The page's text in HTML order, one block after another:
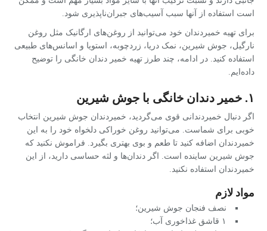
است استفاده از آنها سبب آسیب‌های جبران‌ناپذیری شود.
برای تهیه خمیردندان خود می‌توانید از روغن‌های ارگانیک مثل روغن
نارگیل، جوش شیرین، نمک دریا، زردچوبه، استویا و اسانس‌های طبیعی
استفاده کنید. در ادامه، چند طرز تهیه خمیر دندان خانگی را توضیح
داده‌ایم.
۱. خمیر دندان خانگی با جوش شیرین
اگر دنبال خمیردندانی قوی می‌گردید، خمیردندان جوش شیرین انتخاب
خوبی برای شماست. می‌توانید روغن خوراکی دلخواه خود را به این
خمیردندان اضافه کنید تا طعم و بوی بهتری بگیرد. فراموش نکنید که
جوش شیرین ساینده است. اگر دندان‌ها و لثه حساسی دارید، از این
خمیردندان استفاده نکنید.
مواد لازم
نصف فنجان جوش شیرین؛
۱ قاشق غذاخوری آب؛